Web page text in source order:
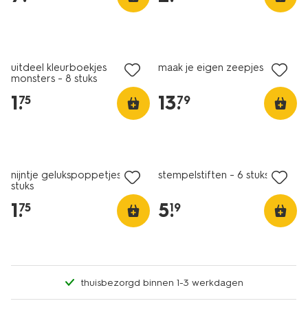
uitdeel kleurboekjes
monsters - 8 stuks
1.
75
maak je eigen zeepjes
13.
79
nijntje gelukspoppetjes - 8
stuks
1.
75
stempelstiften - 6 stuks
5.
19
thuisbezorgd binnen 1-3 werkdagen